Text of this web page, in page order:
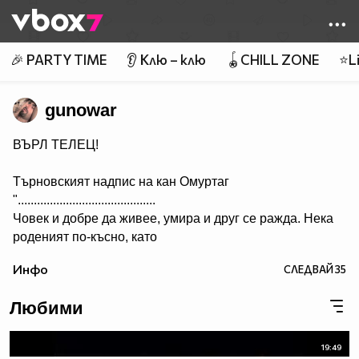
👾
🎉 PARTY TIME 👂 Клю – клю 🪀CHILL ZONE
gunowar
ВЪРЛ ТЕЛЕЦ!
Търновският надпис на кан Омуртаг
"...........................................
Човек и добре да живее, умира и друг се ражда. Нека
роденият по-късно, като
направил. А името на архонта е Омуртаг, кана сюбиги.
...........
Инфо СЛЕДВАЙ35
Любими
19:49